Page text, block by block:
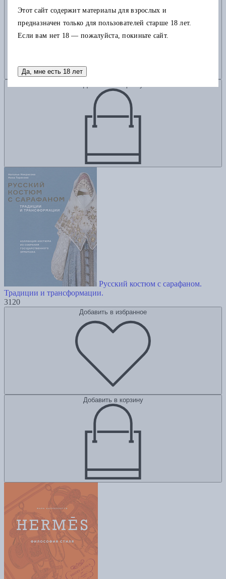
Русский костюм с сарафаном.
Традиции и трансформации.
3120
Добавить в избранное
Добавить в корзину
Этот сайт содержит материалы для взрослых и
предназначен только для пользователей старше 18 лет.
Если вам нет 18 — пожалуйста, покиньте сайт.
Да, мне есть 18 лет